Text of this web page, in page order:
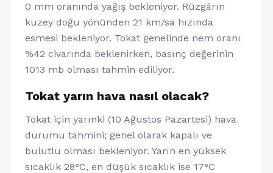
0 mm oranında yağış bekleniyor. Rüzgârın
kuzey doğu yönünden 21 km/sa hızında
esmesi bekleniyor. Tokat genelinde nem oranı
%42 civarında beklenirken, basınç değerinin
1013 mb olması tahmin ediliyor.
Tokat yarın hava nasıl olacak?
Tokat için yarınki (10 Ağustos Pazartesi) hava
durumu tahmini; genel olarak kapalı ve
bulutlu olması bekleniyor. Yarın en yüksek
sıcaklık 28°C, en düşük sıcaklık ise 17°C